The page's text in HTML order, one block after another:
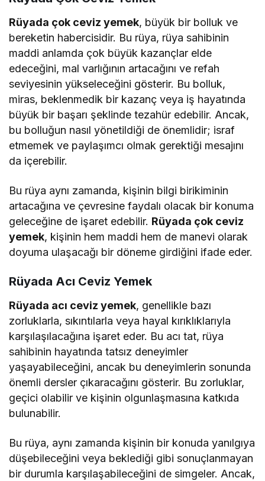
Rüyada çok ceviz yemek, büyük bir bolluk ve
bereketin habercisidir. Bu rüya, rüya sahibinin
maddi anlamda çok büyük kazançlar elde
edeceğini, mal varlığının artacağını ve refah
seviyesinin yükseleceğini gösterir. Bu bolluk,
miras, beklenmedik bir kazanç veya iş hayatında
büyük bir başarı şeklinde tezahür edebilir. Ancak,
bu bolluğun nasıl yönetildiği de önemlidir; israf
etmemek ve paylaşımcı olmak gerektiği mesajını
da içerebilir.
Bu rüya aynı zamanda, kişinin bilgi birikiminin
artacağına ve çevresine faydalı olacak bir konuma
geleceğine de işaret edebilir. Rüyada çok ceviz
yemek, kişinin hem maddi hem de manevi olarak
doyuma ulaşacağı bir döneme girdiğini ifade eder.
Rüyada Acı Ceviz Yemek
Rüyada acı ceviz yemek, genellikle bazı
zorluklarla, sıkıntılarla veya hayal kırıklıklarıyla
karşılaşılacağına işaret eder. Bu acı tat, rüya
sahibinin hayatında tatsız deneyimler
yaşayabileceğini, ancak bu deneyimlerin sonunda
önemli dersler çıkaracağını gösterir. Bu zorluklar,
geçici olabilir ve kişinin olgunlaşmasına katkıda
bulunabilir.
Bu rüya, aynı zamanda kişinin bir konuda yanılgıya
düşebileceğini veya beklediği gibi sonuçlanmayan
bir durumla karşılaşabileceğini de simgeler. Ancak,